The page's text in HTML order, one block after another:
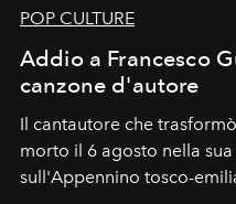
POP CULTURE
Addio a Francesco
canzone d'autore
Il cantautore che
morto il 6 agosto nella sua
sull'Appennino tosco-